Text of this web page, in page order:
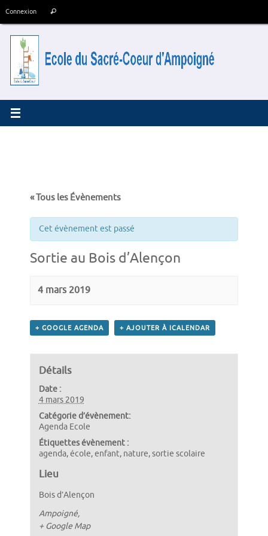
Connexion Rechercher
« Tous les Évènements
Cet évènement est passé
Sortie au Bois d’Alençon
4 mars 2019
+ GOOGLE AGENDA + AJOUTER À ICALENDAR
Détails
Date :
4 mars 2019
Catégorie d’évènement:
Agenda Ecole
Étiquettes évènement :
agenda,école,enfant, nature,sortie scolaire
Lieu
Bois d’Alençon
Ampoigné,
+ Google Map